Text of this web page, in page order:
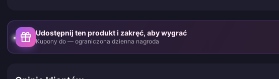
Udostępnij ten produkt i zakręć, aby wygrać
Kupony do — ograniczona dzienna nagroda